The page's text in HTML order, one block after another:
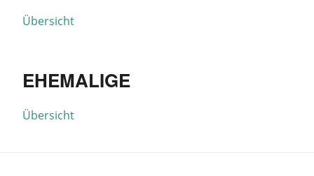
Übersicht
EHEMALIGE
Übersicht